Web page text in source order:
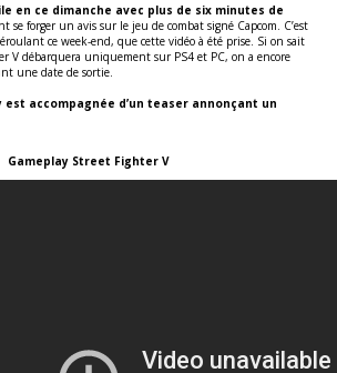
en ce dimanche avec plus de six minutes de
se forger un avis sur le jeu de combat signé Capcom. C’est
ce week-end, que cette vidéo à été prise. Si on sait
V débarquera uniquement sur PS4 et PC, on a encore
une date de sortie.
accompagnée d’un teaser annonçant un
Gameplay Street Fighter V